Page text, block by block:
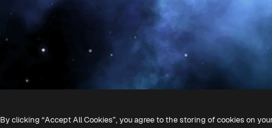
By clicking “Accept All Cookies”, you agree to the storing of cookies on